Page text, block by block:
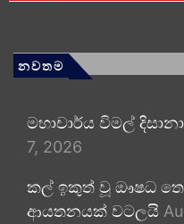
නවතම
මහාචාර්ය විමල්
7, 2026
කල් ඉකුත් වූ ඖෂධ
ආයතනයක් වටලයි